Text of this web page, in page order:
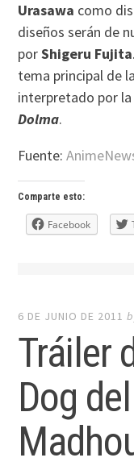
Urasawa como
diseños serán de
porShigeru Fujita
tema principal de
interpretado por
Dolma.
Fuente:
Comparte esto:
Facebook
6 DE JUNIO DE 2011
Tráiler
Dog